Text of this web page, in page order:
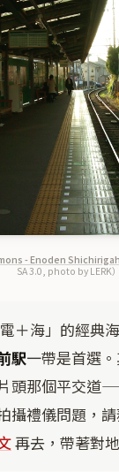
- Enoden
SA 3.0, photo by LERK）
＋海」的經典海
駅一帶是首選
頭那個平交道
攝禮儀問題，
再去，帶著對